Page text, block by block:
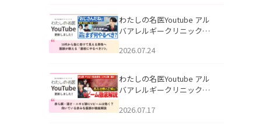
説」を公開いたしました。
わたしの名医Youtube アル
バアレルギークリニック札
える男性へ｜医師が教える
公開いたしました。
2026.07.24
わたしの名医Youtube アル
バアレルギークリニック札
跡にVビームは効く？向いて
2026.07.17